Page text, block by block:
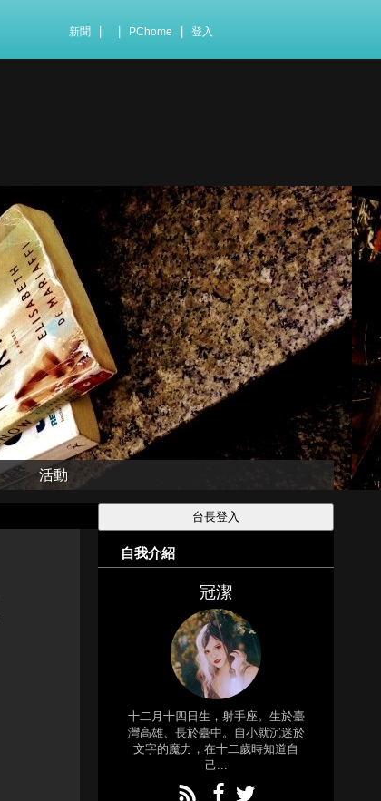
新聞 PChome 登入
活動
自我介紹
冠潔
十二月十四日生，射手座。生於臺
灣高雄、長於臺中。自小就沉迷於
文字的魔力，在十二歲時知道自
己...